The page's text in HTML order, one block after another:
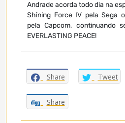
Andrade acorda todo dia na
Shining Force IV pela Sega
pela Capcom, continuando
EVERLASTING PEACE!
Share Tweet
Share